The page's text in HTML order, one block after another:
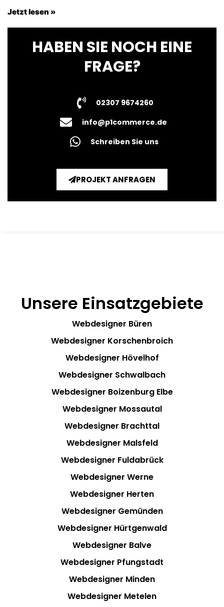
Jetzt lesen »
HABEN SIE NOCH EINE
FRAGE?
02307 9674260
info@p1commerce.de
Schreiben Sie uns
PROJEKT ANFRAGEN
Unsere Einsatzgebiete
Webdesigner Büren
Webdesigner Korschenbroich
Webdesigner Hövelhof
Webdesigner Schwalbach
Webdesigner Boizenburg Elbe
Webdesigner Mossautal
Webdesigner Brachttal
Webdesigner Malsfeld
Webdesigner Fuldabrück
Webdesigner Werne
Webdesigner Herten
Webdesigner Gemünden
Webdesigner Hürtgenwald
Webdesigner Balve
Webdesigner Pfungstadt
Webdesigner Minden
Webdesigner Metelen